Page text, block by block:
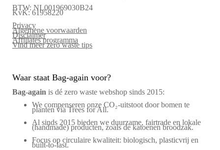
BTW: NL001969030B24
KvK: 61958220
Privacy
Algemene voorwaarden
Disclaimer
Affiliates programma
Vind meer zero waste tips
Waar staat Bag-again voor?
Bag‑again is dé zero waste webshop sinds 2015:
We compenseren onze CO₂-uitstoot door bomen te
planten via Trees for All.
Al sinds 2015 bieden we duurzame, fairtrade en lokale
(handmade) producten, zoals de katoenen broodzak.
Focus op circulaire kwaliteit: biologisch, plasticvrij en
built-to-last.